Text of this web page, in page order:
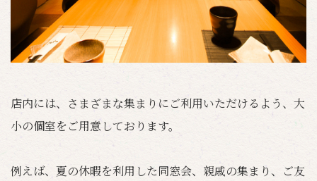
店内には、さまざまな集まりにご利用いただけるよう、大
小の個室をご用意しております。
例えば、夏の休暇を利用した同窓会、親戚の集まり、ご友